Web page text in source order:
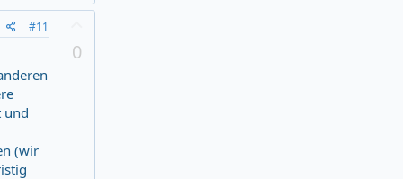
#11
und
(wir
0